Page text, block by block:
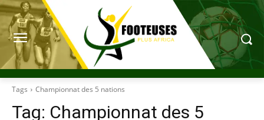
Tags Championnat des 5 nations
Tag: Championnat des 5